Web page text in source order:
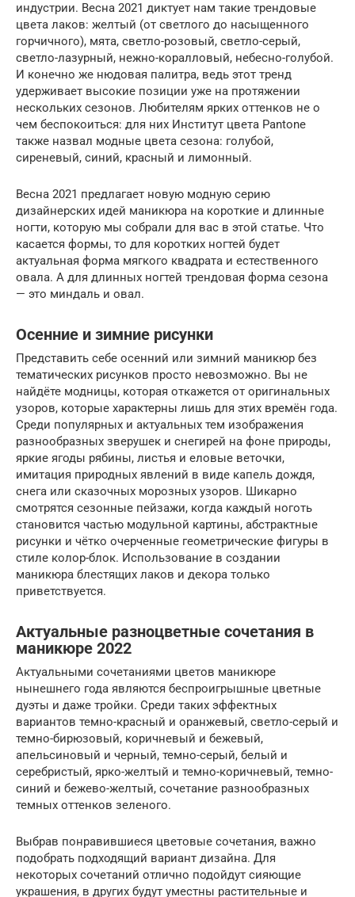
индустрии. Весна 2021 диктует нам такие трендовые
цвета лаков: желтый (от светлого до насыщенного
горчичного), мята, светло-розовый, светло-серый,
светло-лазурный, нежно-коралловый, небесно-голубой.
И конечно же нюдовая палитра, ведь этот тренд
удерживает высокие позиции уже на протяжении
нескольких сезонов. Любителям ярких оттенков не о
чем беспокоиться: для них Институт цвета Pantone
также назвал модные цвета сезона: голубой,
сиреневый, синий, красный и лимонный.
Весна 2021 предлагает новую модную серию
дизайнерских идей маникюра на короткие и длинные
ногти, которую мы собрали для вас в этой статье. Что
касается формы, то для коротких ногтей будет
актуальная форма мягкого квадрата и естественного
овала. А для длинных ногтей трендовая форма сезона
— это миндаль и овал.
Осенние и зимние рисунки
Представить себе осенний или зимний маникюр без
тематических рисунков просто невозможно. Вы не
найдёте модницы, которая откажется от оригинальных
узоров, которые характерны лишь для этих времён года.
Среди популярных и актуальных тем изображения
разнообразных зверушек и снегирей на фоне природы,
яркие ягоды рябины, листья и еловые веточки,
имитация природных явлений в виде капель дождя,
снега или сказочных морозных узоров. Шикарно
смотрятся сезонные пейзажи, когда каждый ноготь
становится частью модульной картины, абстрактные
рисунки и чётко очерченные геометрические фигуры в
стиле колор-блок. Использование в создании
маникюра блестящих лаков и декора только
приветствуется.
Актуальные разноцветные сочетания в
маникюре 2022
Актуальными сочетаниями цветов маникюре
нынешнего года являются беспроигрышные цветные
дуэты и даже тройки. Среди таких эффектных
вариантов темно-красный и оранжевый, светло-серый и
темно-бирюзовый, коричневый и бежевый,
апельсиновый и черный, темно-серый, белый и
серебристый, ярко-желтый и темно-коричневый, темно-
синий и бежево-желтый, сочетание разнообразных
темных оттенков зеленого.
Выбрав понравившиеся цветовые сочетания, важно
подобрать подходящий вариант дизайна. Для
некоторых сочетаний отлично подойдут сияющие
украшения, в других будут уместны растительные и